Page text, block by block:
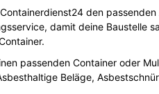
den
damit deine Baustelle
passenden Container oder
Beläge,